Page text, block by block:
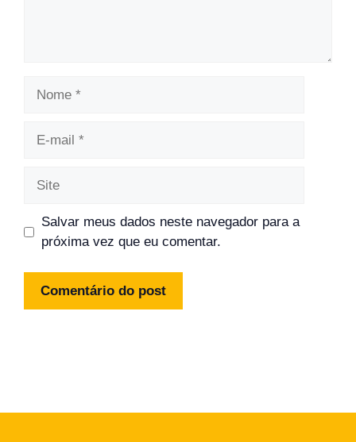
Salvar meus dados neste navegador para a
próxima vez que eu comentar.